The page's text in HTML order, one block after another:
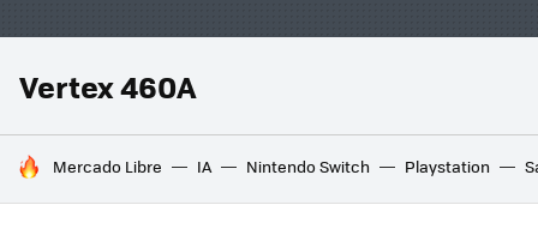
Vertex 460A
HOY SE HABLA DE
Mercado Libre IA Nintendo Switch Playstation